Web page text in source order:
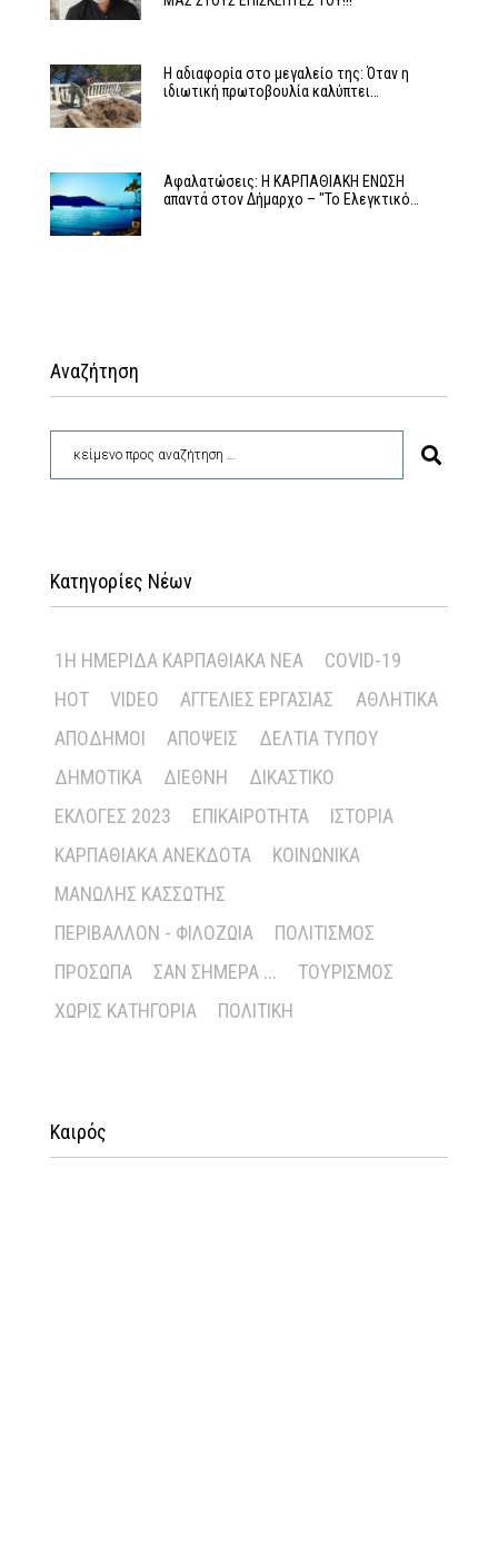
Η αδιαφορία στο μεγαλείο της: Όταν η
ιδιωτική πρωτοβουλία καλύπτει…
Αφαλατώσεις: Η ΚΑΡΠΑΘΙΑΚΗ ΕΝΩΣΗ
απαντά στον Δήμαρχο – "Το Ελεγκτικό…
Αναζήτηση
Κατηγορίες Νέων
1Η ΗΜΕΡΊΔΑ ΚΑΡΠΑΘΙΑΚΆ ΝΈΑ
COVID-19
HOT
VIDEO ΑΓΓΕΛΊΕΣ ΕΡΓΑΣΊΑΣ
ΑΘΛΗΤΙΚΆ
ΑΠΌΔΗΜΟΙ
ΑΠΌΨΕΙΣ
ΔΕΛΤΊΑ ΤΎΠΟΥ
ΔΗΜΟΤΙΚΆ
ΔΙΕΘΝΉ
ΔΙΚΑΣΤΙΚΌ
ΕΚΛΟΓΈΣ 2023
ΕΠΙΚΑΙΡΌΤΗΤΑ
ΙΣΤΟΡΊΑ
ΚΑΡΠΑΘΙΑΚΆ ΑΝΈΚΔΟΤΑ
ΚΟΙΝΩΝΙΚΆ
ΜΑΝΏΛΗΣ ΚΑΣΣΏΤΗΣ
ΠΕΡΙΒΆΛΛΟΝ - ΦΙΛΟΖΩΊΑ
ΠΟΛΙΤΙΣΜΌΣ
ΠΡΌΣΩΠΑ
ΣΑΝ ΣΉΜΕΡΑ ...
ΤΟΥΡΙΣΜΌΣ
ΧΩΡΊΣ ΚΑΤΗΓΟΡΊΑ
ΠΟΛΙΤΙΚΉ
Καιρός